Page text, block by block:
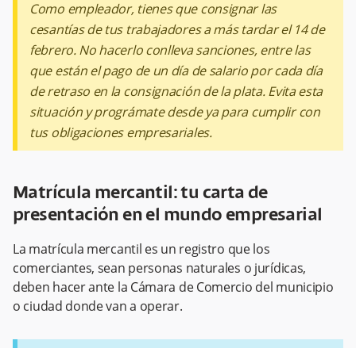
Como empleador, tienes que consignar las
cesantías de tus trabajadores a más tardar el 14 de
febrero. No hacerlo conlleva sanciones, entre las
que están el pago de un día de salario por cada día
de retraso en la consignación de la plata. Evita esta
situación y prográmate desde ya para cumplir con
tus obligaciones empresariales.
Matrícula mercantil: tu carta de
presentación en el mundo empresarial
La matrícula mercantil es un registro que los
comerciantes, sean personas naturales o jurídicas,
deben hacer ante la Cámara de Comercio del municipio
o ciudad donde van a operar.